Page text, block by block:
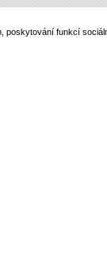
poskytování funkcí